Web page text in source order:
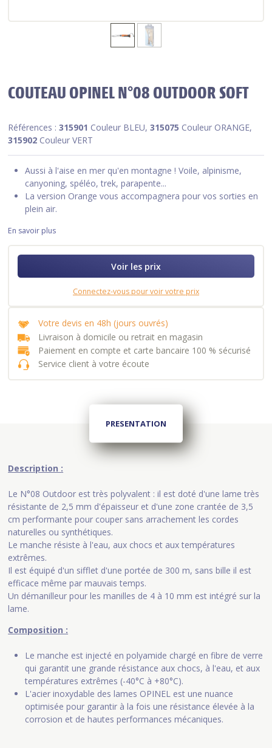
COUTEAU OPINEL N°08 OUTDOOR SOFT
Références :315901 Couleur BLEU,315075 Couleur ORANGE,
315902 Couleur VERT
Aussi à l'aise en mer qu'en montagne ! Voile, alpinisme,
canyoning, spéléo, trek, parapente...
La version Orange vous accompagnera pour vos sorties en
plein air.
En savoir plus
Voir les prix
Connectez-vous pour voir votre prix
Votre devis en 48h (jours ouvrés)
Livraison à domicile ou retrait en magasin
Paiement en compte et carte bancaire 100 % sécurisé
Service client à votre écoute
PRESENTATION
Description :
Le N°08 Outdoor est très polyvalent : il est doté d'une lame très
résistante de 2,5 mm d'épaisseur et d'une zone crantée de 3,5
cm performante pour couper sans arrachement les cordes
naturelles ou synthétiques.
Le manche résiste à l'eau, aux chocs et aux températures
extrêmes.
Il est équipé d'un sifflet d'une portée de 300 m, sans bille il est
efficace même par mauvais temps.
Un démanilleur pour les manilles de 4 à 10 mm est intégré sur la
lame.
Composition :
Le manche est injecté en polyamide chargé en fibre de verre
qui garantit une grande résistance aux chocs, à l'eau, et aux
températures extrêmes (-40°C à +80°C).
L'acier inoxydable des lames OPINEL est une nuance
optimisée pour garantir à la fois une résistance élevée à la
corrosion et de hautes performances mécaniques.